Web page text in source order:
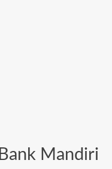
Bank Mandiri